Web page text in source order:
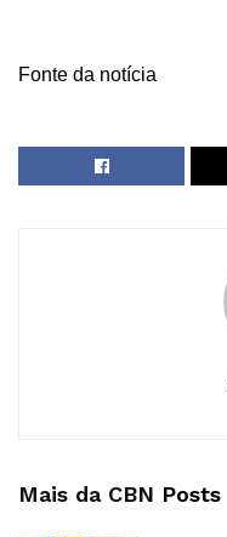
Fonte da notícia
Mais da CBN Posts